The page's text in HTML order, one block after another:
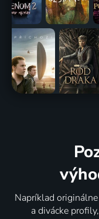
Napríklad
a divácke